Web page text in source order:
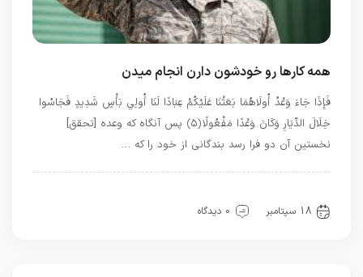
همه کارها رو خودشون دارن انجام میدن
فَإِذَا جَاءَ وَعْدُ أُولَاهُمَا بَعَثْنَا عَلَيْكُمْ عِبَادًا لَنَا أُولِي بَأْسٍ شَدِيدٍ فَجَاسُوا
خِلَالَ الدِّيَارِ وَكَانَ وَعْدًا مَفْعُولًا ﴿۵﴾ پس آنگاه كه وعده [تحقق]
نخستين آن دو فرا رسد بندگانى از خود را كه …
18 سپتامبر
0 دیدگاه